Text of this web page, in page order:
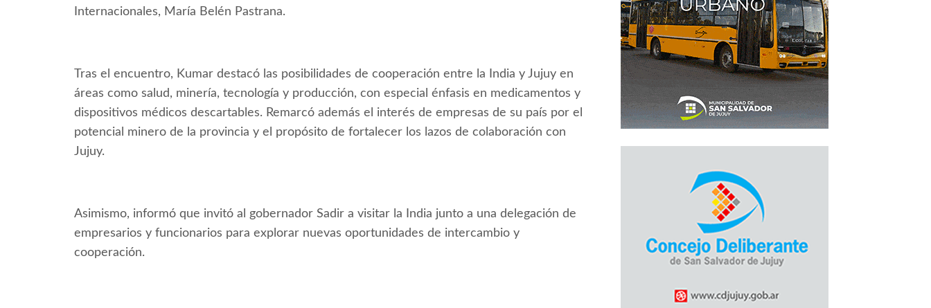
Internacionales, María Belén Pastrana.
Tras el encuentro, Kumar destacó las posibilidades de cooperación entre la India y Jujuy en
áreas como salud, minería, tecnología y producción, con especial énfasis en medicamentos y
dispositivos médicos descartables. Remarcó además el interés de empresas de su país por el
potencial minero de la provincia y el propósito de fortalecer los lazos de colaboración con
Jujuy.
Asimismo, informó que invitó al gobernador Sadir a visitar la India junto a una delegación de
empresarios y funcionarios para explorar nuevas oportunidades de intercambio y
cooperación.